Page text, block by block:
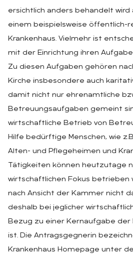
ersichtlich anders behandelt wird
einem beispielsweise öffentlich-
Krankenhaus. Vielmehr ist
mit der Einrichtung ihren
Zu diesen Aufgaben gehören
Kirche insbesondere auch
damit nicht nur ehrenamtliche
Betreuungsaufgaben gemeint
wirtschaftliche Betrieb von
Hilfe bedürftige Menschen, wie
Alten- und Pflegeheimen und
Tätigkeiten können heutzutage
wirtschaftlichen Fokus betrieben
nach Ansicht der Kammer nicht
deshalb bei jeglicher
Bezug zu einer Kernaufgabe der
ist. Die Antragsgegnerin
Krankenhaus Homepage unter